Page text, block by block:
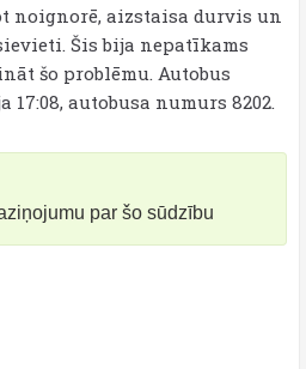
noignorē, aizstaisa durvis un
Šis bija nepatīkams
šo problēmu. Autobus
autobusa numurs 8202.
par šo sūdzību